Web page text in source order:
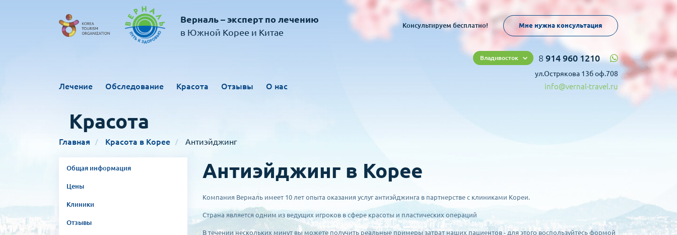
Верналь – эксперт по лечению
в Южной Корее и Китае
Консультируем бесплатно! Мне нужна консультация
Лечение Обследование Красота Отзывы О нас
Владивосток 8 914 960 1210
ул.Острякова 13б оф.708
info@vernal-travel.ru
Красота
Главная Красота в Корее Антиэйджинг
Общая информация
Цены
Клиники
Отзывы
Антиэйджинг в Корее
Компания Верналь имеет 10 лет опыта оказания услуг антиэйджинга в партнерстве с клиниками Кореи.
Страна является одним из ведущих игроков в сфере красоты и пластических операций
В течении нескольких минут вы можете получить реальные примеры затрат наших пациентов - для этого воспользуйтесь формой